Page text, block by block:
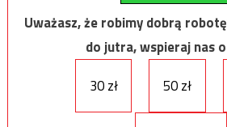
Uważasz, że robimy dobrą
do jutra, wspieraj nas
30 zł
50 zł